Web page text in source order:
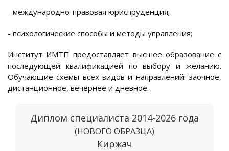
- международно-правовая юриспруденция;
- психологические способы и методы управления;
Институт ИМТП предоставляет высшее образование с
последующей квалификацией по выбору и желанию.
Обучающие схемы всех видов и направлений: заочное,
дистанционное, вечернее и дневное.
Диплом специалиста 2014-2026 года
(НОВОГО ОБРАЗЦА)
Киржач